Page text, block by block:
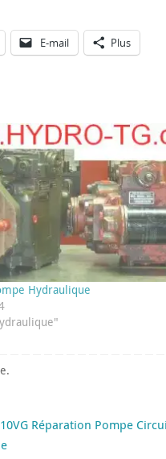
E-mail Plus
Hydraulique
.
Réparation Pompe